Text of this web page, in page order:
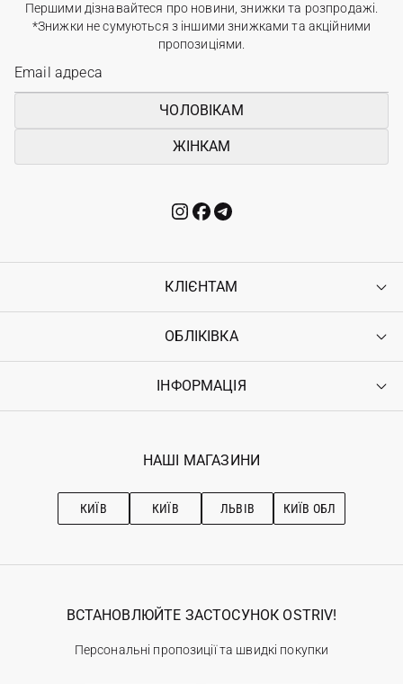
Першими дізнавайтеся про новини, знижки та розпродажі.
*Знижки не сумуються з іншими знижками та акційними
пропозиціями.
ЧОЛОВІКАМ
ЖІНКАМ
КЛІЄНТАМ
Контакти
Повернення
Гарантія
ОБЛІКІВКА
Увійти
Ostriv Club+
ІНФОРМАЦІЯ
Наші магазини
Рекомендації з догляду
НАШІ МАГАЗИНИ
КИЇВ КИЇВ ЛЬВІВ КИЇВ ОБЛ
ВСТАНОВЛЮЙТЕ ЗАСТОСУНОК OSTRIV!
Персональні пропозиції та швидкі покупки